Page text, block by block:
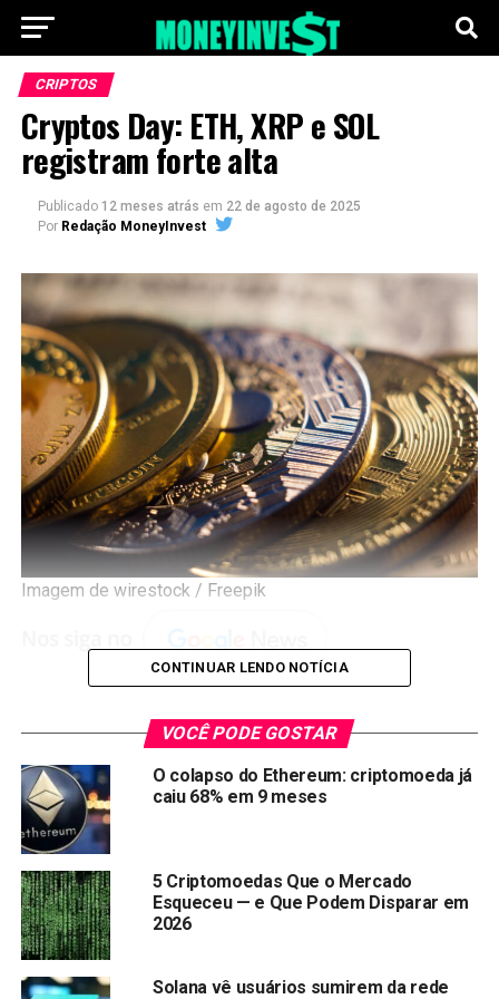
CRIPTOS
Cryptos Day: ETH, XRP e SOL
registram forte alta
Publicado 12 meses atrás em 22 de agosto de 2025
Por Redação MoneyInvest
Imagem de wirestock / Freepik
criptoativos. Só nas últimas 24 horas, mais de US$ 4,1
trilhões circularam pelo setor. E claro, as gigantes do
mercado não ficaram de fora: ETH, XRP e SOL dispararam.
OEthereum
segundo dados da CoinGecko.
Enquanto isso, o
onda de valorização. A alta de cerca de
pode ter relação com a parceria firmada com a SBI
CONTINUAR LENDO NOTÍCIA
VOCÊ PODE GOSTAR
O colapso do Ethereum: criptomoeda já
caiu 68% em 9 meses
5 Criptomoedas Que o Mercado
Esqueceu — e Que Podem Disparar em
2026
Solana vê usuários sumirem da rede